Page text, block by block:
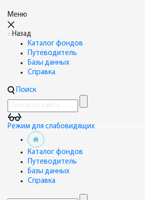
Меню
Назад
Каталог фондов
Путеводитель
Базы данных
Справка
Поиск
Режим для слабовидящих
Каталог фондов
Путеводитель
Базы данных
Справка